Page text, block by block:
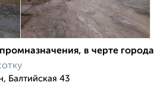
в черте города
Балтийская 43